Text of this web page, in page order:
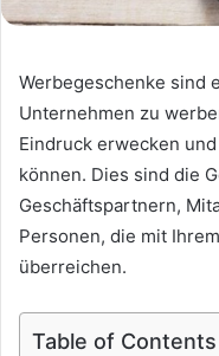
Werbegeschenke sind
Unternehmen zu
Eindruck erwecken
können. Dies sind die
Geschäftspartnern,
Personen, die mit
überreichen.
Table of Contents